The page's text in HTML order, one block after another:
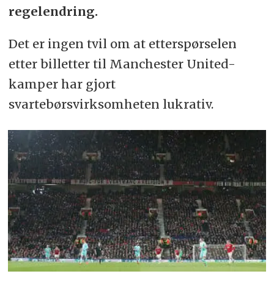
regelendring.
Det er ingen tvil om at etterspørselen
etter billetter til Manchester United-
kamper har gjort
svartebørsvirksomheten lukrativ.